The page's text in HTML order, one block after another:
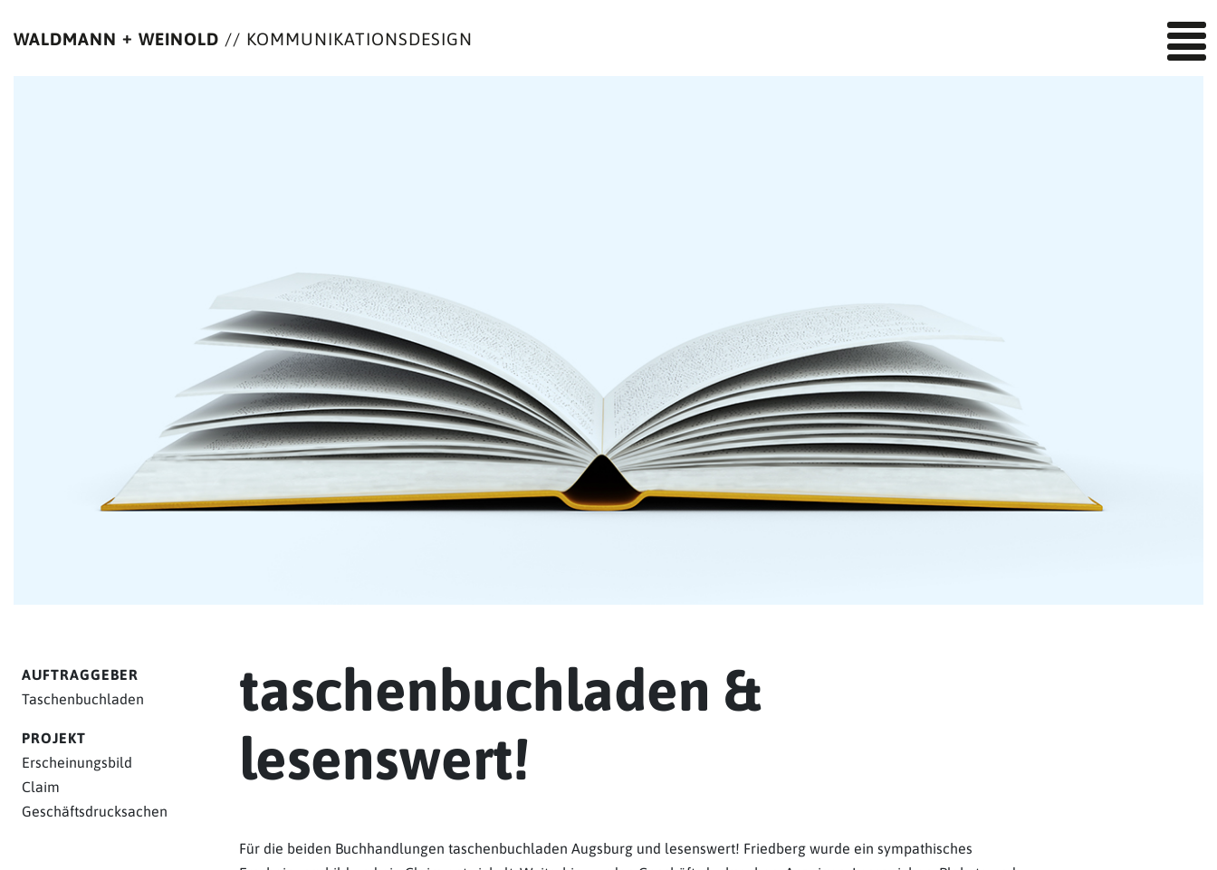
WALDMANN + WEINOLD // KOMMUNIKATIONSDESIGN
AUFTRAGGEBER
Taschenbuchladen
PROJEKT
Erscheinungsbild
Claim
Geschäftsdrucksachen
taschenbuchladen &
lesenswert!
Für die beiden Buchhandlungen taschenbuchladen Augsburg und lesenswert! Friedberg wurde ein sympathisches